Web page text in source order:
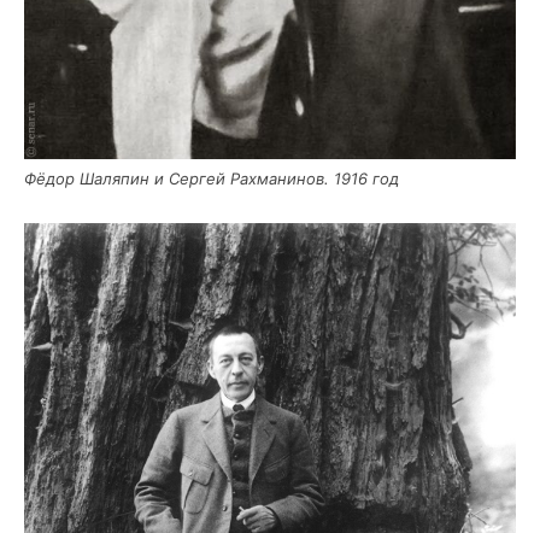
Фёдор Шаля­пин и Сер­гей Рах­ма­ни­нов. 1916 год